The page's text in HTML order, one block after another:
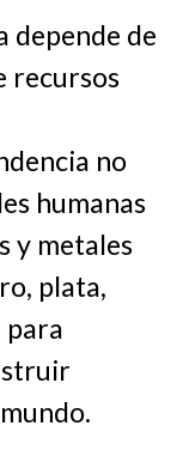
depende de
recursos
no
humanas
y metales
plata,
para